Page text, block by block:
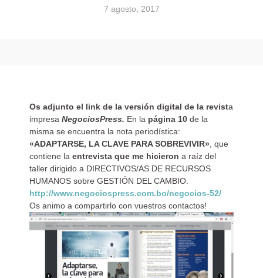
7 agosto, 2017
Os adjunto el link de la versión digital de la revista
impresa NegociosPress. En la página 10 de la
misma se encuentra la nota periodística:
«ADAPTARSE, LA CLAVE PARA SOBREVIVIR» , que
contiene la entrevista que me hicieron a raíz del
taller dirigido a DIRECTIVOS/AS DE RECURSOS
HUMANOS sobre GESTIÓN DEL CAMBIO.
http://www.negociospress.com.bo/negocios-52/
Os animo a compartirlo con vuestros contactos!